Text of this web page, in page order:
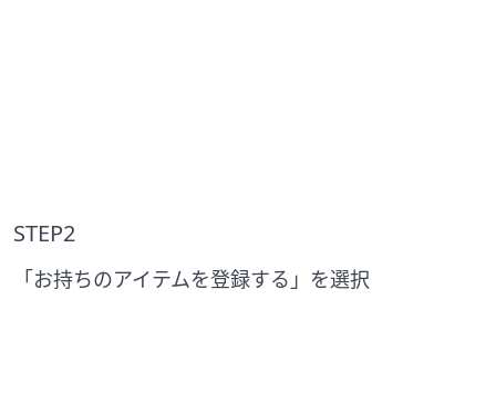
STEP2
「お持ちのアイテムを登録する」を選択